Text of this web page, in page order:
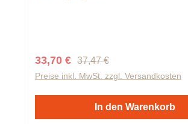
Verkaufspreis:
33,70 € Regulärer Preis:
37,47 €
Preise inkl. MwSt. zzgl. Versandkosten
In den Warenkorb